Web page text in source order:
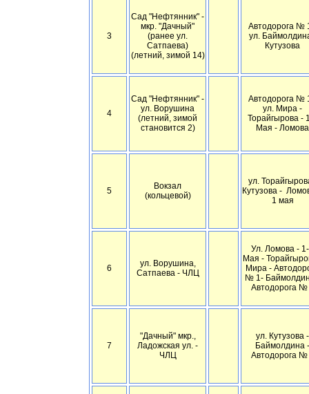
3
Сад "Нефтянник" -
мкр. "Дачный"
(ранее ул.
Сатпаева)
(летний, зимой 14)
Автодорога №
ул.
Кутузова
4
Сад "Нефтянник" -
ул. Ворушина
(летний, зимой
становится 2)
Автодорога №
ул. Мира -
Торайгырова -
Мая - Ломова
5
Вокзал
(кольцевой)
ул.
Кутузова -
1 мая
6
ул. Ворушина,
Сатпаева - ЧЛЦ
Ул. Ломова -
Мая -
Мира -
№ 1-
Автодорога №
7
"Дачный" мкр.,
Ладожская ул. -
ЧЛЦ
ул. Кутузова -
Баймолдина -
Автодорога №